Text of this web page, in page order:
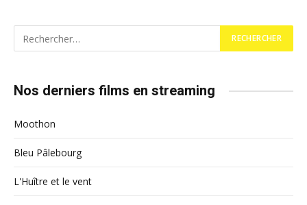
Nos derniers films en streaming
Moothon
Bleu Pâlebourg
L'Huître et le vent